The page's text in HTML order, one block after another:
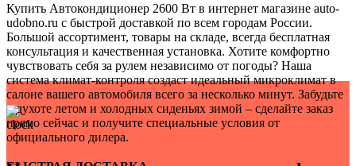
Купить Автокондиционер 2600 Вт в интернет магазине auto-
udobno.ru с быстрой доставкой по всем городам России.
Большой ассортимент, товары на складе, всегда бесплатная
консультация и качественная установка. Хотите комфортно
чувствовать себя за рулем независимо от погоды? Наша
система климат-контроля создаст идеальный микроклимат в
салоне вашего автомобиля всего за несколько минут. Забудьте
о духоте летом и холодных сиденьях зимой – сделайте заказ
прямо сейчас и получите специальные условия от
официального дилера.